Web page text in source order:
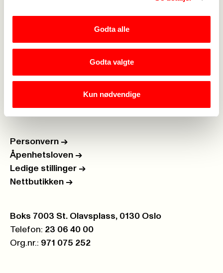
Godta alle
Godta valgte
Kun nødvendige
For tillitsvalgte ->
Om Fagforbundet ->
Rettigheter i arbeidslivet ->
Personvern ->
Åpenhetsloven ->
Ledige stillinger ->
Nettbutikken ->
Postboks:
Boks 7003 St. Olavsplass, 0130 Oslo
Telefon: 23 06 40 00
Org.nr.: 971 075 252